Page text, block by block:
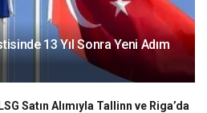
13 Yıl Sonra Yeni Adım
Satın Alımıyla Tallinn ve Riga’da